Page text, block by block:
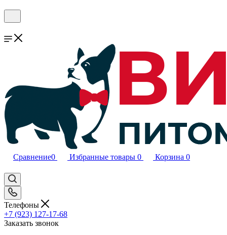
Сравнение0 Избранные товары 0 Корзина 0
Телефоны
+7 (923) 127-17-68
Заказать звонок